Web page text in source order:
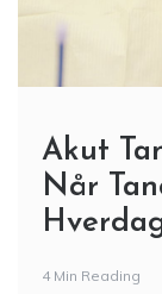
Akut
Når
4 Min Reading